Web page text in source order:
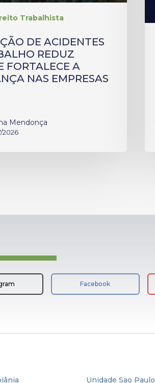
Trabalhista
DE ACIDENTES
REDUZ
FORTALECE A
NAS EMPRESAS
Mendonça
2026
Facebook
Unidade Sao Paulo